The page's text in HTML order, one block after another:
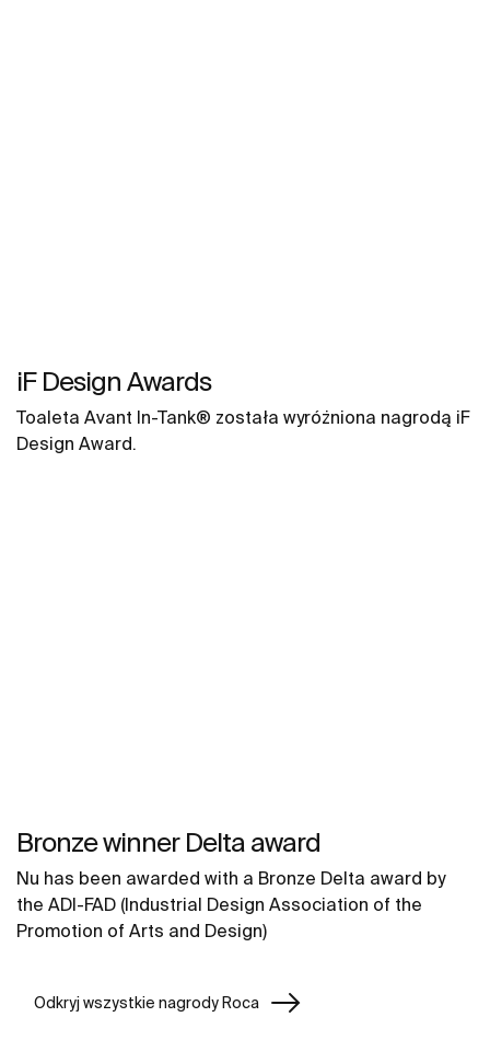
iF Design Awards
Toaleta Avant In-Tank® została wyróżniona nagrodą iF
Design Award.
Bronze winner Delta award
Nu has been awarded with a Bronze Delta award by
the ADI-FAD (Industrial Design Association of the
Promotion of Arts and Design)
Odkryj wszystkie nagrody Roca